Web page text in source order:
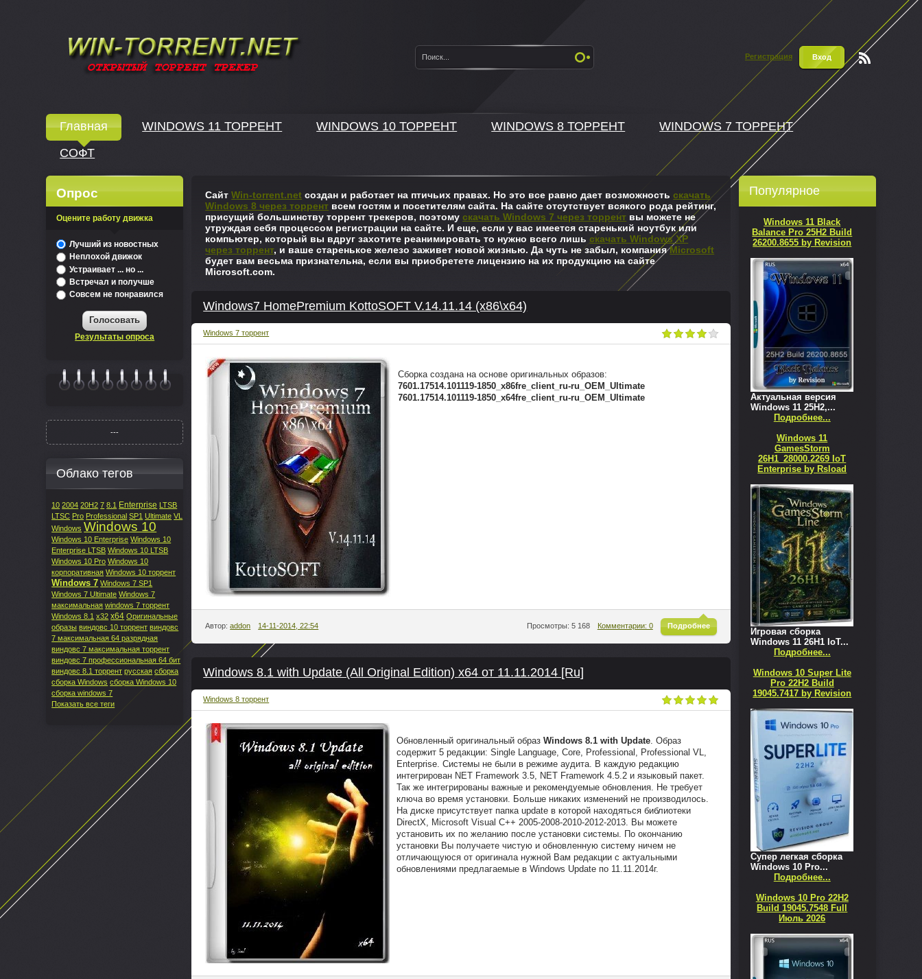
Регистрация Вход
Главная WINDOWS 11 ТОРРЕНТ WINDOWS 10 ТОРРЕНТ WINDOWS 8 ТОРРЕНТ
WINDOWS 7 ТОРРЕНТ
СОФТ
СайтWin-torrent.net создан и работает на птичьих правах. Но это все равно дает возможностьскачать
Windows 8 через торрент всем гостям и посетителям сайта. На сайте отсутствует всякого рода рейтинг,
присущий большинству торрент трекеров, поэтомускачать Windows 7 через торрент вы можете не
утруждая себя процессом регистрации на сайте. И еще, если у вас имеется старенький ноутбук или
компьютер, который вы вдруг захотите реанимировать то нужно всего лишьскачать Windows XP
через торрент, и ваше старенькое железо заживет новой жизнью. Да чуть не забыл, компанияMicrosoft
будет вам весьма признательна, если вы приобретете лицензию на их продукцию на сайте
Microsoft.com.
Windows7 HomePremium KottoSOFT V.14.11.14 (x86\x64)
Windows 7 торрент
Сборка создана на основе оригинальных образов:
7601.17514.101119-1850_x86fre_client_ru-ru_OEM_Ultimate
7601.17514.101119-1850_x64fre_client_ru-ru_OEM_Ultimate
Подробнее
Комментарии: 0
Просмотры: 5 168
Автор:addon 14-11-2014, 22:54
Windows 8.1 with Update (All Original Edition) x64 от 11.11.2014 [Ru]
Windows 8 торрент
Обновленный оригинальный образWindows 8.1 with Update. Образ
содержит 5 редакции: Single Language, Core, Professional, Professional VL,
Enterprise. Системы не были в режиме аудита. В каждую редакцию
интегрирован NET Framework 3.5, NET Framework 4.5.2 и языковый пакет.
Так же интегрированы важные и рекомендуемые обновления. Не требует
ключа во время установки. Больше никаких изменений не производилось.
На диске присутствует папка update в которой находяться библиотеки
DirectX, Microsoft Visual C++ 2005-2008-2010-2012-2013. Вы можете
установить их по желанию после установки системы. По окончанию
установки Вы получаете чистую и обновленную систему ничем не
отличающуюся от оригинала нужной Вам редакции с актуальными
обновлениями предлагаемые в Windows Update по 11.11.2014г.
Популярное
Windows 11 Black
Balance Pro 25H2 Build
26200.8655 by Revision
Актуальная версия
Windows 11 25H2,...
Подробнее...
Windows 11
GamesStorm
26H1_28000.2269 IoT
Enterprise by Rsload
Игровая сборка
Windows 11 26H1 IoT...
Подробнее...
Windows 10 Super Lite
Pro 22H2 Build
19045.7417 by Revision
Супер легкая сборка
Windows 10 Pro...
Подробнее...
Windows 10 Pro 22H2
Build 19045.7548 Full
Июль 2026
Опрос
Оцените работу движка
Лучший из новостных
Неплохой движок
Устраивает ... но ...
Встречал и получше
Совсем не понравился
Голосовать
Результаты опроса
---
Облако тегов
10 2004 20H2 7 8.1 Enterprise LTSB
LTSC Pro Professional SP1 Ultimate VL
Windows Windows 10
Windows 10 Enterprise Windows 10
Enterprise LTSB Windows 10 LTSB
Windows 10 Pro Windows 10
корпоративная Windows 10 торрент
Windows 7 Windows 7 SP1
Windows 7 Ultimate Windows 7
максимальная windows 7 торрент
Windows 8.1 x32 x64 Оригинальные
образы виндовс 10 торрент виндовс
7 максимальная 64 разрядная
виндовс 7 максимальная торрент
виндовс 7 профессиональная 64 бит
виндовс 8.1 торрент русская сборка
сборка Windows сборка Windows 10
сборка windows 7
Показать все теги